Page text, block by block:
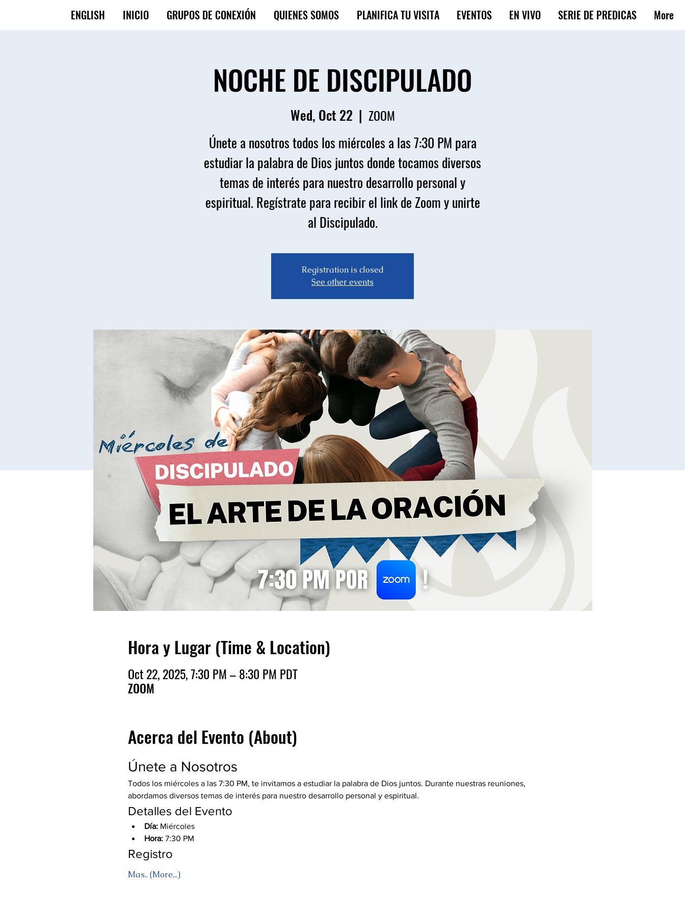
ENGLISH INICIO GRUPOS DE CONEXIÓN QUIENES SOMOS PLANIFICA TU VISITA EVENTOS EN VIVO SERIE DE PREDICAS More
NOCHE DE DISCIPULADO
Wed, Oct 22
  |
ZOOM
Únete a nosotros todos los miércoles a las 7:30 PM para
estudiar la palabra de Dios juntos donde tocamos diversos
temas de interés para nuestro desarrollo personal y
espiritual. Regístrate para recibir el link de Zoom y unirte
al Discipulado.
Registration is closed
See other events
Hora y Lugar (Time & Location)
Oct 22, 2025, 7:30 PM – 8:30 PM PDT
ZOOM
Acerca del Evento (About)
Únete a Nosotros
Todos los miércoles a las 7:30 PM, te invitamos a estudiar la palabra de Dios juntos. Durante nuestras reuniones,
abordamos diversos temas de interés para nuestro desarrollo personal y espiritual.
Detalles del Evento
Día: Miércoles
Hora: 7:30 PM
Registro
Mas.. (More...)